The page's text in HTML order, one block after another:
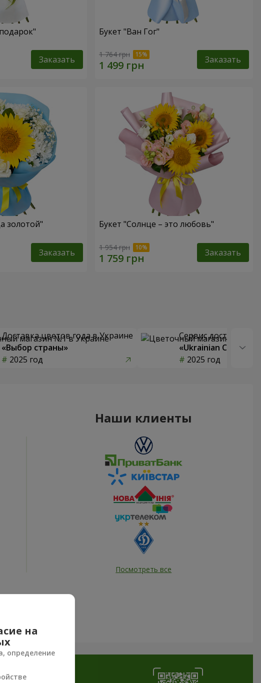
Заказать
Букет "Ван Гог"
1 764 грн Заказать
золотой"
Заказать
Букет "Солнце – это любовь"
1 954 грн Заказать
Доставка цветов года в Украине
«Выбор страны»
2025 год
Сервис доставки
«Ukrainian Choice»
2025 год
Наши клиенты
Посмотреть все
на
определение